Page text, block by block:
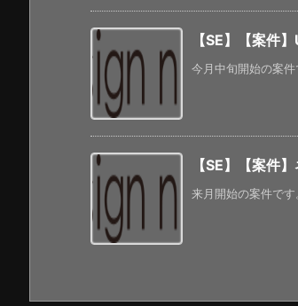
【SE】【案件
今月中旬開始の案
【SE】【案件
来月開始の案件で